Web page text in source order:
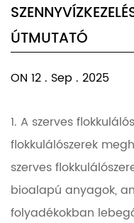
ÚTMUTATÓ
ON 12 . Sep . 2025
1. A szerves
flokkulálószerek
szerves
bioalapú anyagok,
folyadékokban